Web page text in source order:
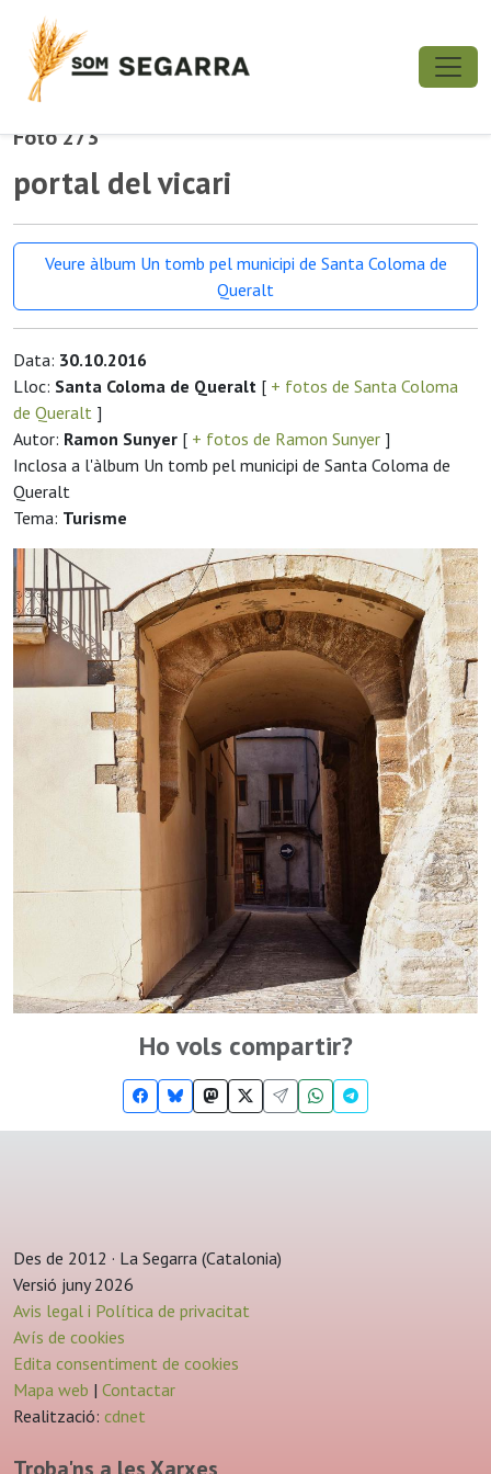
Foto 273
portal del vicari
Veure àlbum Un tomb pel municipi de Santa Coloma de
Queralt
Data: 30.10.2016
Lloc: Santa Coloma de Queralt [ + fotos de Santa Coloma
de Queralt ]
Autor: Ramon Sunyer [ + fotos de Ramon Sunyer ]
Inclosa a l'àlbum Un tomb pel municipi de Santa Coloma de
Queralt
Tema: Turisme
Ho vols compartir?
Des de 2012 · La Segarra (Catalonia)
Versió juny 2026
Avis legal i Política de privacitat
Avís de cookies
Edita consentiment de cookies
Mapa web | Contactar
Realització: cdnet